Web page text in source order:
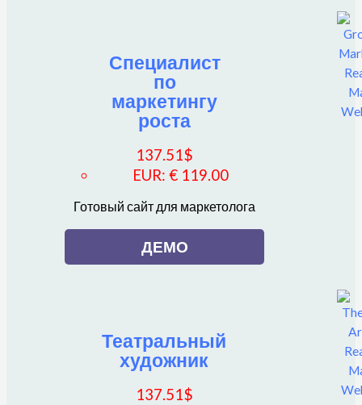
Специалист
по
маркетингу
роста
137.51$
EUR:€ 119.00
Готовый сайт для маркетолога
ДЕМО
Театральный
художник
137.51$